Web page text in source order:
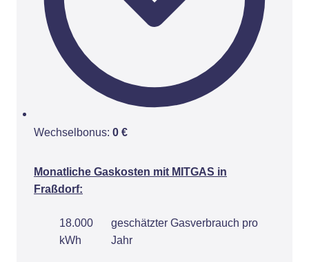
Wechselbonus: 0 €
Monatliche Gaskosten mit MITGAS in
Fraßdorf:
18.000
kWh
geschätzter Gasverbrauch pro
Jahr